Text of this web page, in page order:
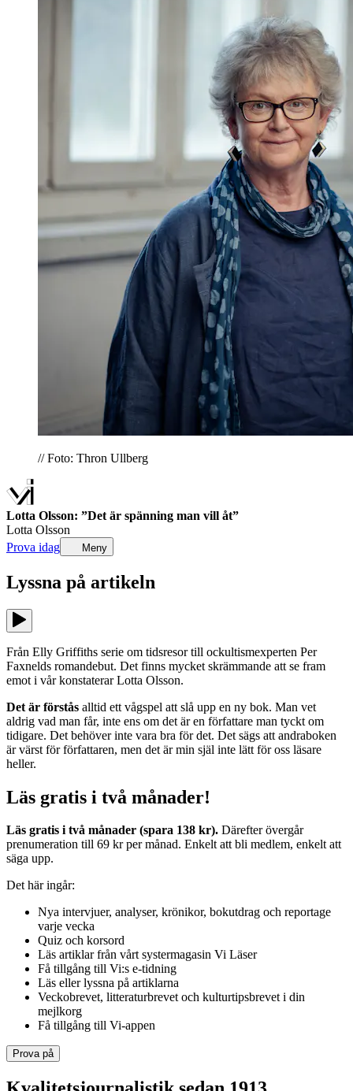
// Foto: Thron Ullberg
Lotta Olsson: ”Det är spänning man vill åt”
Lotta Olsson
Prova idag
Meny
Lyssna på artikeln
Från Elly Griffiths serie om tidsresor till ockultismexperten Per
Faxnelds romandebut. Det finns mycket skrämmande att se fram
emot i vår konstaterar Lotta Olsson.
Det är förstås alltid ett vågspel att slå upp en ny bok. Man vet
aldrig vad man får, inte ens om det är en författare man tyckt om
tidigare. Det behöver inte vara bra för det. Det sägs att andraboken
är värst för författaren, men det är min själ inte lätt för oss läsare
heller.
Läs gratis i två månader!
Läs gratis i två månader (spara 138 kr). Därefter övergår
prenumeration till 69 kr per månad. Enkelt att bli medlem, enkelt att
säga upp.
Det här ingår:
Nya intervjuer, analyser, krönikor, bokutdrag och reportage
varje vecka
Quiz och korsord
Läs artiklar från vårt systermagasin Vi Läser
Få tillgång till Vi:s e-tidning
Läs eller lyssna på artiklarna
Veckobrevet, litteraturbrevet och kulturtipsbrevet i din
mejlkorg
Få tillgång till Vi-appen
Prova på